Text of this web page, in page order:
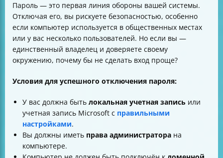
Пароль — это первая линия обороны вашей системы.
Отключая его, вы рискуете безопасностью, особенно
если компьютер используется в общественных местах
или у вас несколько пользователей. Но если вы —
единственный владелец и доверяете своему
окружению, почему бы не сделать вход проще?
Условия для успешного отключения пароля:
У вас должна быть локальная учетная запись или
учетная запись Microsoft с правильными
настройками.
Вы должны иметь права администратора на
компьютере.